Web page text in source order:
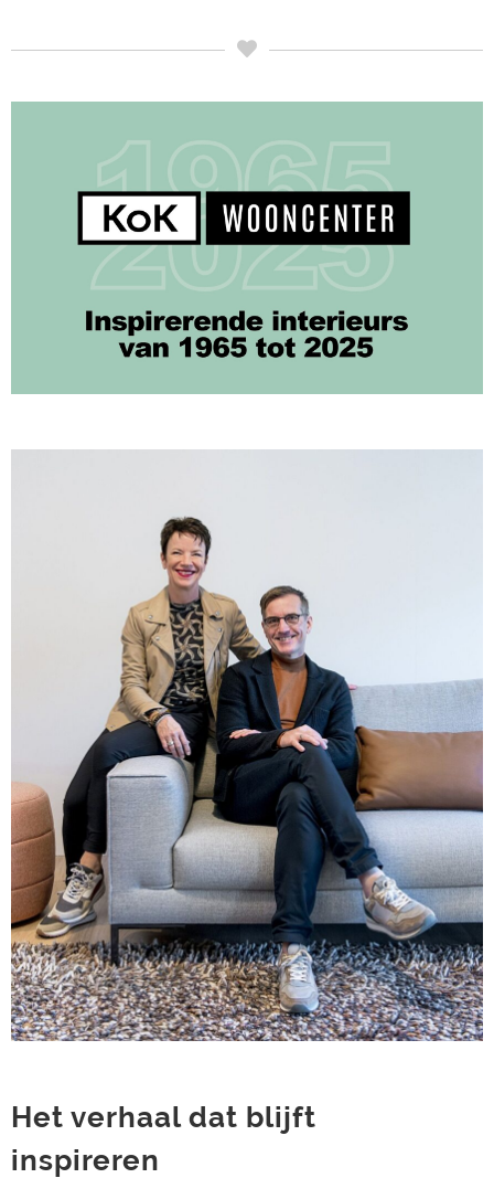
Het verhaal dat blijft
inspireren